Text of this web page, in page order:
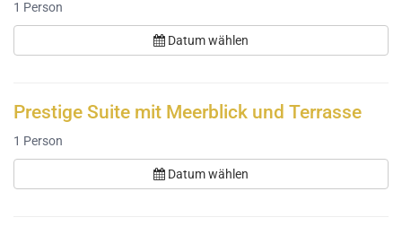
1 Person
Datum wählen
Prestige Suite mit Meerblick und Terrasse
1 Person
Datum wählen